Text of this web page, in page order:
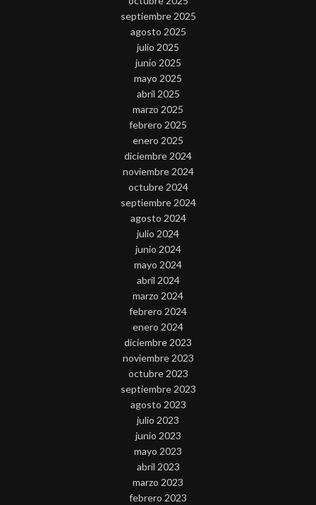
septiembre 2025
agosto 2025
julio 2025
junio 2025
mayo 2025
abril 2025
marzo 2025
febrero 2025
enero 2025
diciembre 2024
noviembre 2024
octubre 2024
septiembre 2024
agosto 2024
julio 2024
junio 2024
mayo 2024
abril 2024
marzo 2024
febrero 2024
enero 2024
diciembre 2023
noviembre 2023
octubre 2023
septiembre 2023
agosto 2023
julio 2023
junio 2023
mayo 2023
abril 2023
marzo 2023
febrero 2023